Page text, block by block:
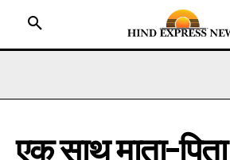
HOME
एक साथ माता-